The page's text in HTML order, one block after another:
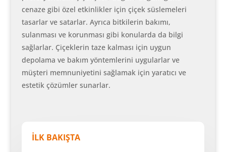
cenaze gibi özel etkinlikler için çiçek süslemeleri
tasarlar ve satarlar. Ayrıca bitkilerin bakımı,
sulanması ve korunması gibi konularda da bilgi
sağlarlar. Çiçeklerin taze kalması için uygun
depolama ve bakım yöntemlerini uygularlar ve
müşteri memnuniyetini sağlamak için yaratıcı ve
estetik çözümler sunarlar.
İLK BAKIŞTA